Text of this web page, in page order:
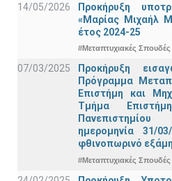
14/05/2026
Προκήρυξη
«Μαρίας Μιχαήλ
έτος 2024-25
#Μεταπτυχιακές Σπουδές
07/03/2025
Προκήρυξη
Πρόγραμμα
Επιστήμη και
Τμήμα
Πανεπιστημίου
ημερομηνία 31/
φθινοπωρινό
#Μεταπτυχιακές Σπουδές